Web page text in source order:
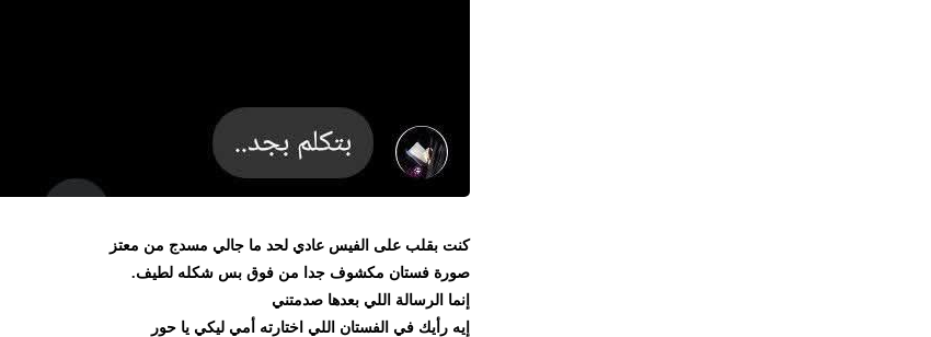
كنت بقلب على الفيس عادي لحد ما جالي مسدج من معتز
صورة فستان مكشوف جدا من فوق بس شكله لطيف.
إنما الرسالة اللي بعدها صدمتني
إيه رأيك في الفستان اللي اختارته أمي ليكي يا حور